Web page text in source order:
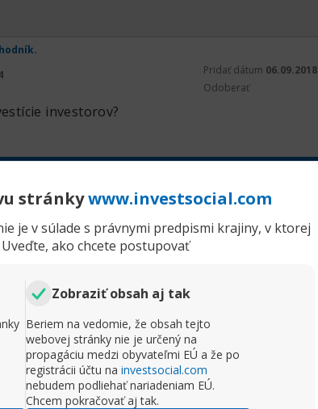
stránkywww.investsocial.com
je v súlade s právnymi predpismi krajiny, v ktorej
ako chcete postupovať
Zobraziť obsah aj tak
Beriem na vedomie, že obsah tejto
webovej stránky nie je určený na
propagáciu medzi obyvateľmi EÚ a že po
registrácii účtu na investsocial.com
nebudem podliehať nariadeniam EÚ.
Chcem pokračovať aj tak.
Pridať dátum 06.09.2018
Odoberať
investorov?
Komentr